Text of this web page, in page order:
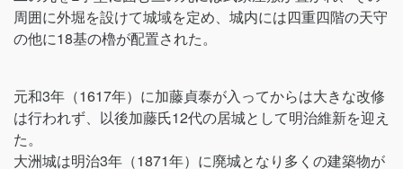
周囲に外堀を設けて城域を定め、城内には四重四階の天守
の他に18基の櫓が配置された。
元和3年（1617年）に加藤貞泰が入ってからは大きな改修
は行われず、以後加藤氏12代の居城として明治維新を迎え
た。
大洲城は明治3年（1871年）に廃城となり多くの建築物が